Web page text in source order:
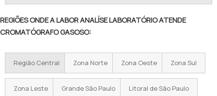
REGIÕES ONDE A LABOR ANALÍSE LABORATÓRIO ATENDE
CROMATÓGRAFO GASOSO:
Região Central Zona Norte Zona Oeste Zona Sul
Zona Leste Grande São Paulo Litoral de São Paulo